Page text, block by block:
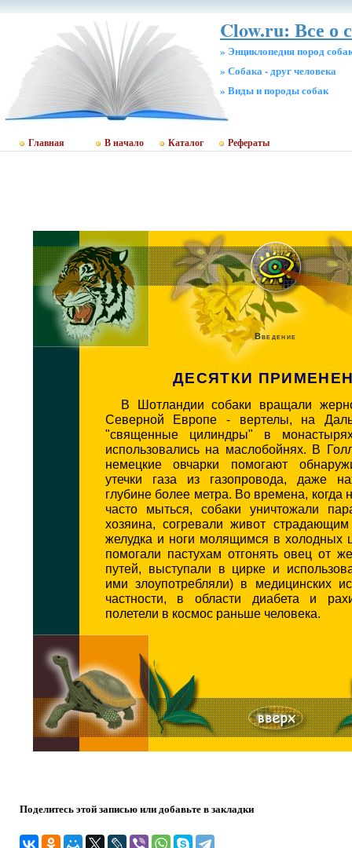
Clow.ru: Все о
» Энциклопедия пород
» Собака - друг человека
» Виды и породы собак
Главная В начало Каталог Рефераты
Введение
ДЕСЯТКИ
В Шотландии собаки вращали
Северной Европе - вертелы, на
"священные цилиндры" в
использовались на маслобойнях. В
немецкие овчарки помогают
утечки газа из газопровода, даже
глубине более метра. Во времена, когда
часто мыться, собаки уничтожали
хозяина, согревали живот
желудка и ноги молящимся в холодных
помогали пастухам отгонять овец от
путей, выступали в цирке и
ими злоупотребляли) в медицинских
частности, в области диабета и
полетели в космос раньше человека.
Поделитесь этой записью или добавьте в закладки